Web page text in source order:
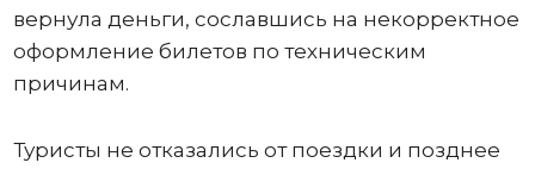
вернула деньги, сославшись на некорректное
оформление билетов по техническим
причинам.
Туристы не отказались от поездки и позднее